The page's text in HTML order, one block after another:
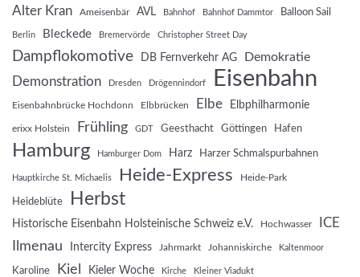
Alter Kran Ameisenbär AVL Bahnhof Bahnhof Dammtor Balloon Sail
Berlin Bleckede Bremervörde Christopher Street Day
Dampflokomotive DB Fernverkehr AG Demokratie
Demonstration Dresden Drögennindorf Eisenbahn
Eisenbahnbrücke Hochdonn Elbbrücken Elbe Elbphilharmonie
erixx Holstein Frühling GDT Geesthacht Göttingen Hafen
Hamburg Hamburger Dom Harz Harzer Schmalspurbahnen
Hauptkirche St. Michaelis Heide-Express Heide-Park
Heideblüte Herbst
Historische Eisenbahn Holsteinische Schweiz e.V. Hochwasser ICE
Ilmenau Intercity Express Jahrmarkt Johanniskirche Kaltenmoor
Karoline Kiel Kieler Woche Kirche Kleiner Viadukt